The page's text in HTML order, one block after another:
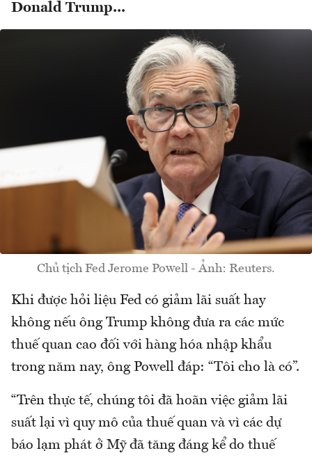
Donald Trump...
Chủ tịch Fed Jerome Powell - Ảnh: Reuters.
Khi được hỏi liệu Fed có giảm lãi suất hay
không nếu ông Trump không đưa ra các mức
thuế quan cao đối với hàng hóa nhập khẩu
trong năm nay, ông Powell đáp: “Tôi cho là có”.
“Trên thực tế, chúng tôi đã hoãn việc giảm lãi
suất lại vì quy mô của thuế quan và vì các dự
báo lạm phát ở Mỹ đã tăng đáng kể do thuế